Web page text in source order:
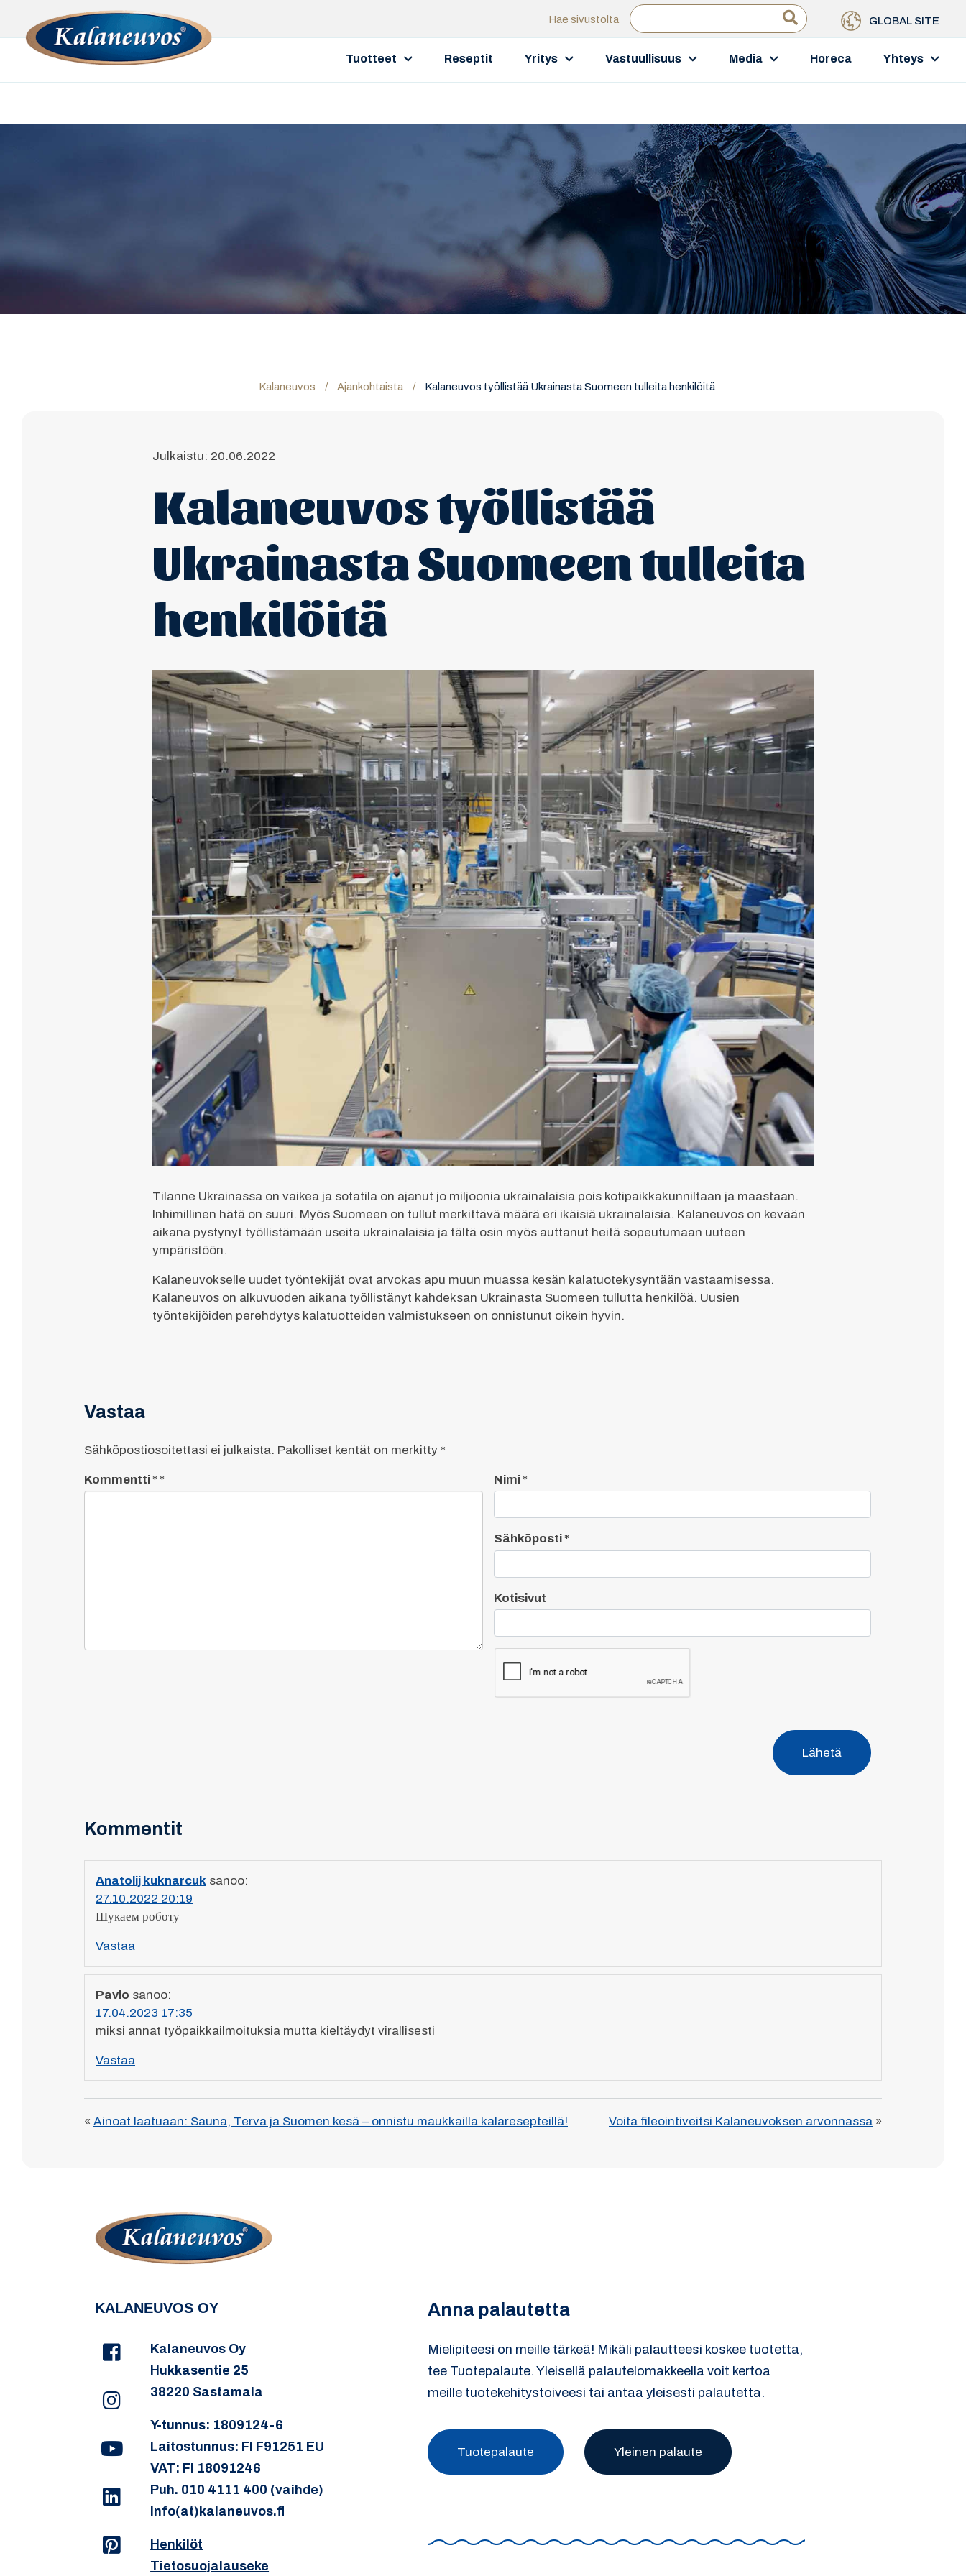
GLOBAL SITE
Hae sivustolta
Tuotteet Reseptit Yritys Vastuullisuus Media Horeca Yhteys
Kalaneuvos / Ajankohtaista / Kalaneuvos työllistää Ukrainasta Suomeen tulleita henkilöitä
Julkaistu: 20.06.2022
Kalaneuvos työllistää
Ukrainasta Suomeen tulleita
henkilöitä
Tilanne Ukrainassa on vaikea ja sotatila on ajanut jo miljoonia ukrainalaisia pois kotipaikkakunniltaan ja maastaan.
Inhimillinen hätä on suuri. Myös Suomeen on tullut merkittävä määrä eri ikäisiä ukrainalaisia. Kalaneuvos on kevään
aikana pystynyt työllistämään useita ukrainalaisia ja tältä osin myös auttanut heitä sopeutumaan uuteen
ympäristöön.
Kalaneuvokselle uudet työntekijät ovat arvokas apu muun muassa kesän kalatuotekysyntään vastaamisessa.
Kalaneuvos on alkuvuoden aikana työllistänyt kahdeksan Ukrainasta Suomeen tullutta henkilöä. Uusien
työntekijöiden perehdytys kalatuotteiden valmistukseen on onnistunut oikein hyvin.
Vastaa
Sähköpostiosoitettasi ei julkaista. Pakolliset kentät on merkitty *
Kommentti* Nimi*
Sähköposti*
Kotisivut
Lähetä
Kommentit
Anatolij kuknarcuk sanoo:
27.10.2022 20:19
Шукаем роботу
Vastaa
Pavlo sanoo:
17.04.2023 17:35
miksi annat työpaikkailmoituksia mutta kieltäydyt virallisesti
Vastaa
Voita fileointiveitsi Kalaneuvoksen arvonnassa »
« Ainoat laatuaan: Sauna, Terva ja Suomen kesä – onnistu maukkailla kalaresepteillä!
KALANEUVOS OY
Kalaneuvos Oy
Hukkasentie 25
38220 Sastamala
Y-tunnus: 1809124-6
Laitostunnus: FI F91251 EU
VAT: FI 18091246
Puh. 010 4111 400 (vaihde)
info(at)kalaneuvos.fi
Henkilöt
Tietosuojalauseke
Anna palautetta
Mielipiteesi on meille tärkeä! Mikäli palautteesi koskee tuotetta,
tee Tuotepalaute. Yleisellä palautelomakkeella voit kertoa
meille tuotekehitystoiveesi tai antaa yleisesti palautetta.
Tuotepalaute Yleinen palaute